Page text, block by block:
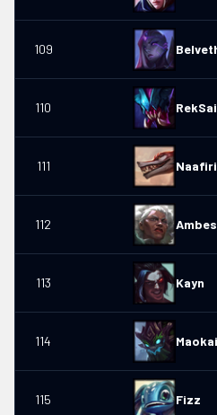
109
110 RekSai
111 Naafiri
112
113 Kayn
114 Maokai
115 Fizz